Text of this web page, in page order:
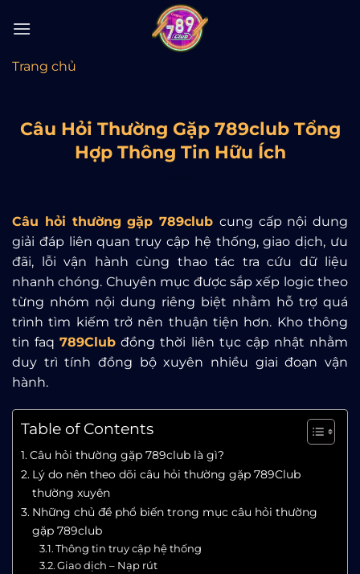
qua
dung
Trang chủ
Câu Hỏi Thường Gặp 789club Tổng
Hợp Thông Tin Hữu Ích
Câu hỏi thường gặp 789club cung cấp nội dung
giải đáp liên quan truy cập hệ thống, giao dịch, ưu
đãi, lỗi vận hành cùng thao tác tra cứu dữ liệu
nhanh chóng. Chuyên mục được sắp xếp logic theo
từng nhóm nội dung riêng biệt nhằm hỗ trợ quá
trình tìm kiếm trở nên thuận tiện hơn. Kho thông
tinfaq789Club đồng thời liên tục cập nhật nhằm
duy trì tính đồng bộ xuyên nhiều giai đoạn vận
hành.
Table of Contents
Câu hỏi thường gặp 789club là gì?
Lý do nên theo dõi câu hỏi thường gặp 789Club
thường xuyên
Những chủ đề phổ biến trong mục câu hỏi thường
gặp 789club
Thông tin truy cập hệ thống
Giao dịch – Nạp rút